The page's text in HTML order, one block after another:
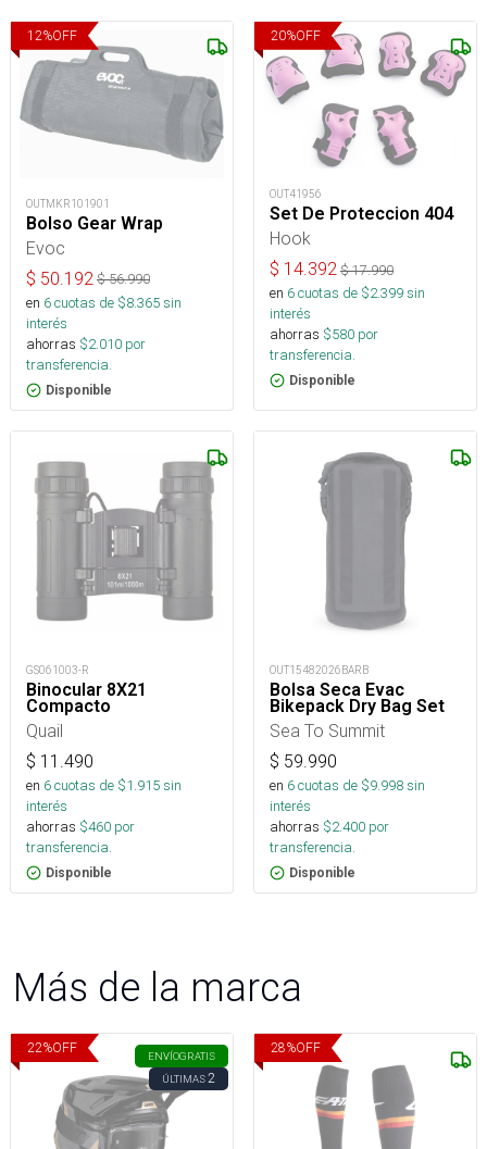
12%OFF
OUTMKR101901
Bolso Gear Wrap
Evoc
$ 50.192 $56.990
en 6cuotas de $8.365sin
interés
ahorras $2.010 por
transferencia.
Disponible
20%OFF
OUT41956
Set De Proteccion 404
Hook
$ 14.392 $17.990
en 6cuotas de $2.399sin
interés
ahorras $580 por
transferencia.
Disponible
GS061003-R
Binocular 8X21
Compacto
Quail
$ 11.490
en 6cuotas de $1.915sin
interés
ahorras $460 por
transferencia.
Disponible
OUT15482026BARB
Bolsa Seca Evac
Bikepack Dry Bag Set
Sea To Summit
$ 59.990
en 6cuotas de $9.998sin
interés
ahorras $2.400 por
transferencia.
Disponible
Más de la marca
22%OFF
ENVÍOGRATIS
ÚLTIMAS2
28%OFF